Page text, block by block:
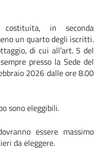
costituita, in seconda
un quarto degli iscritti.
di cui all’art. 5 del
presso la Sede del
2026 dalle ore 8.00
sono eleggibili.
essere massimo
da eleggere.